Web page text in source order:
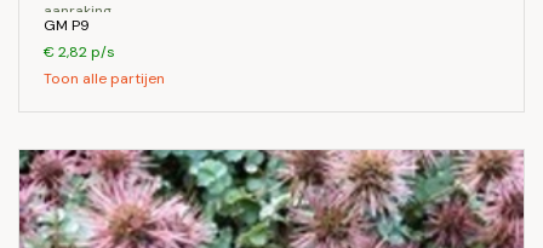
aanraking.
GM P9
€ 2,82 p/s
Toon alle partijen